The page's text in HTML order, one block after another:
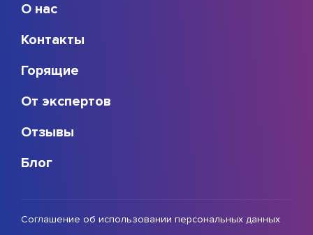
О нас
Контакты
Горящие
От экспертов
Отзывы
Блог
Соглашение об использовании персональных данных